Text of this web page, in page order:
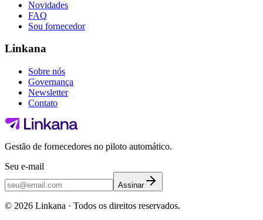
Novidades
FAQ
Sou fornecedor
Linkana
Sobre nós
Governança
Newsletter
Contato
Gestão de fornecedores no piloto automático.
Seu e-mail
Assinar
© 2026 Linkana · Todos os direitos reservados.